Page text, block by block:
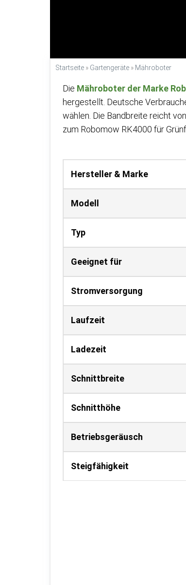
Startseite » Gartengeräte » Mähroboter
Die Mähroboter der Marke
hergestellt. Deutsche
wählen. Die Bandbreite reicht
zum Robomow RK4000 für
Hersteller & Marke
Modell
Typ
Geeignet für
Stromversorgung
Laufzeit
Ladezeit
Schnittbreite
Schnitthöhe
Betriebsgeräusch
Steigfähigkeit